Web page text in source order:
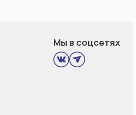
Мы в соцсетях